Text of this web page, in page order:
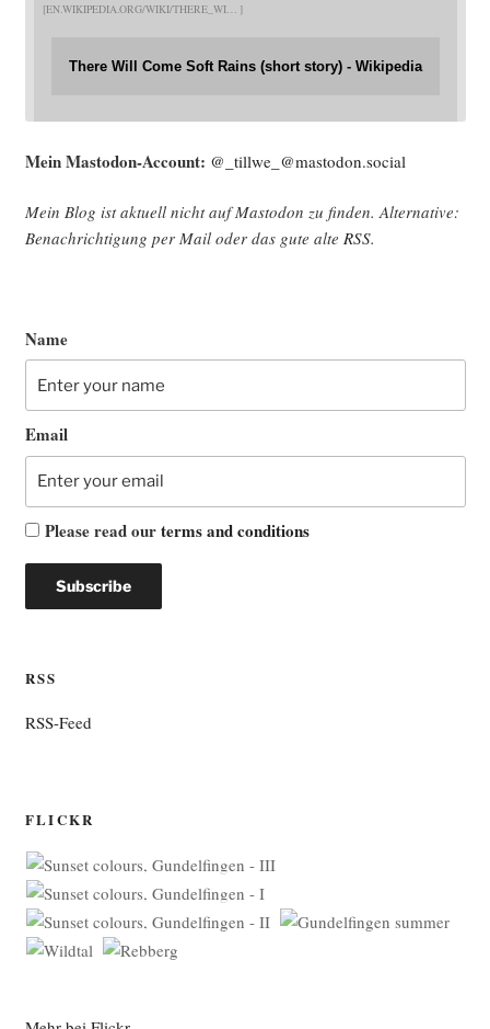
EN.WIKIPEDIA.ORG/WIKI/THERE_WI
There Will Come Soft Rains (short story) - Wikipedia
Mein Mast­o­don-Account: @_tillwe_@mastodon.social
Mein Blog ist aktu­ell nicht auf Mast­o­don zu fin­den. Alter­na­ti­ve:
Benach­rich­ti­gung per Mail oder das gute alte RSS.
Name
Email
Please read ourterms and conditions
RSS
RSS-Feed
FLICKR